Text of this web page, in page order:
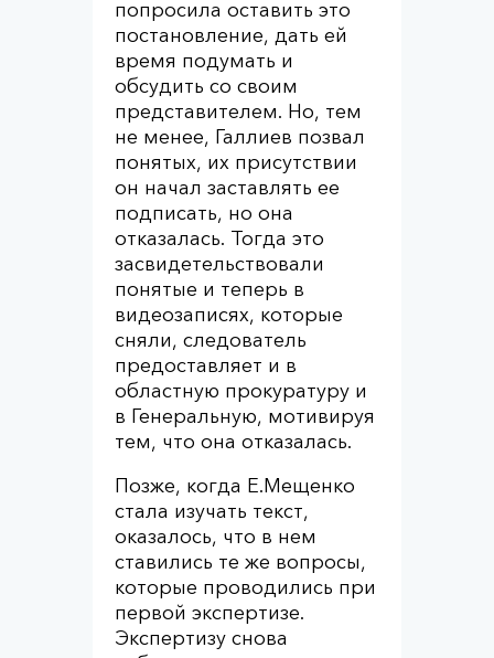
попросила оставить это
постановление, дать ей
время подумать и
обсудить со своим
представителем. Но, тем
не менее, Галлиев позвал
понятых, их присутствии
он начал заставлять ее
подписать, но она
отказалась. Тогда это
засвидетельствовали
понятые и теперь в
видеозаписях, которые
сняли, следователь
предоставляет и в
областную прокуратуру и
в Генеральную, мотивируя
тем, что она отказалась.
Позже, когда Е.Мещенко
стала изучать текст,
оказалось, что в нем
ставились те же вопросы,
которые проводились при
первой экспертизе.
Экспертизу снова